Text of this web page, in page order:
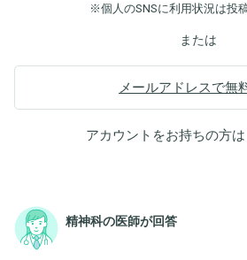
※個人のSNSに利用状況は投
または
メールアドレスで無
アカウントをお持ちの方は
精神科の医師が回答